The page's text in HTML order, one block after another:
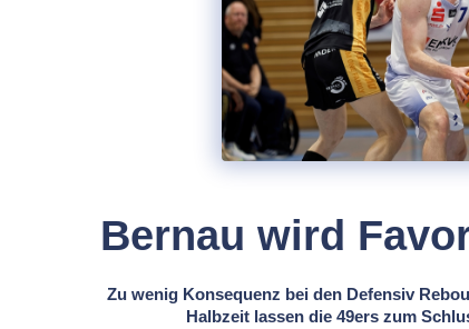
Bernau wird
Zu wenig Konsequenz bei den Defensiv
Halbzeit lassen die 49ers zum